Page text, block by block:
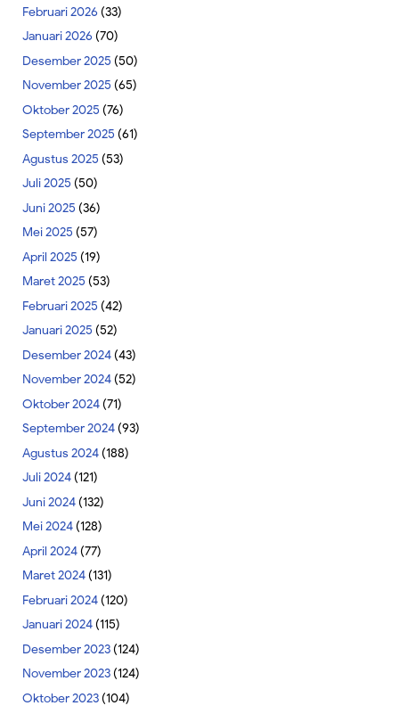
Februari 2026 (33)
Januari 2026 (70)
Desember 2025 (50)
November 2025 (65)
Oktober 2025 (76)
September 2025 (61)
Agustus 2025 (53)
Juli 2025 (50)
Juni 2025 (36)
Mei 2025 (57)
April 2025 (19)
Maret 2025 (53)
Februari 2025 (42)
Januari 2025 (52)
Desember 2024(43)
November 2024(52)
Oktober 2024(71)
September 2024(93)
Agustus 2024(188)
Juli 2024(121)
Juni 2024(132)
Mei 2024(128)
April 2024(77)
Maret 2024(131)
Februari 2024(120)
Januari 2024(115)
Desember 2023(124)
November 2023(124)
Oktober 2023(104)